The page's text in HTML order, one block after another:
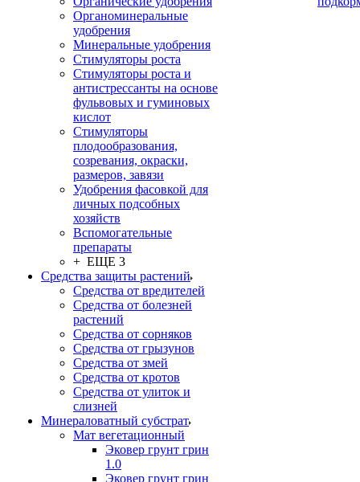
Органоминеральные
удобрения
Минеральные удобрения
Стимуляторы роста
Стимуляторы роста и
антистрессанты на основе
фульвовых и гуминовых
кислот
Стимуляторы
плодообразования,
созревания, окраски,
размеров, завязи
Удобрения фасовкой для
личных подсобных
хозяйств
Вспомогательные
препараты
+ ЕЩЕ 3
Средства защиты растений
Средства от вредителей
Средства от болезней
растений
Средства от сорняков
Средства от грызунов
Средства от змей
Средства от кротов
Средства от улиток и
слизней
Минераловатный субстрат
Мат вегетационный
Эковер грунт грин
1.0
Эковер грунт грин